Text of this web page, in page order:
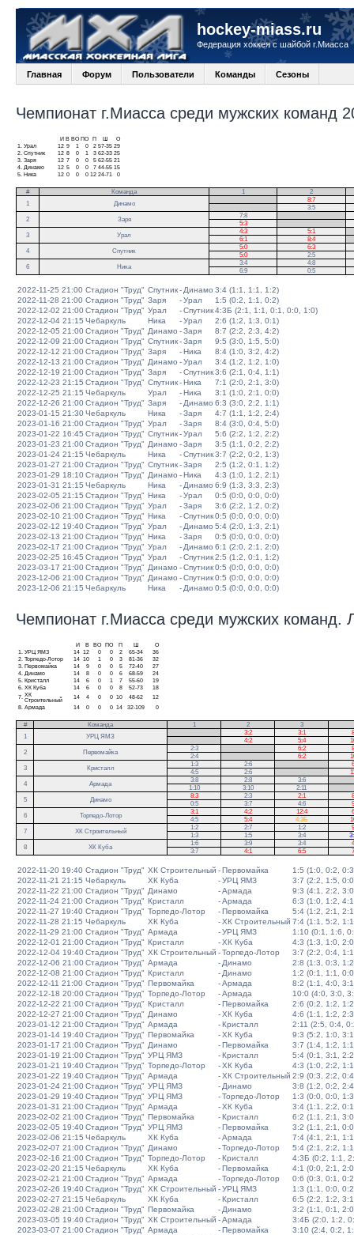
hockey-miass.ru
Федерация хоккея с шайбой г.Миасса
Главная Форум Пользователи Команды Сезоны
Чемпионат г.Миасса среди мужских команд
И В ВО ПО П
О
1.
Урал 12 9 1 0 2 57-35 29
2. Спутник 12 8 0 1 3 62-33 25
3. Заря 12 7 0 0 5 62-55 21
4.
Динамо 12 5 0 0 7 44-55 15
5.
Ника 12 0 0 0 12 24-71 0
# Команда 1
2
1
Динамо
8:7
3:5
2
Заря
7:8
5:3
3
Урал
4:3 5:1
6:1
8:4
4
Спутник
5:0
6:3
5:0
2:5
6
Ника
3:4
4:8
6:9
0:5
2022-11-25 21:00 Стадион "Труд" Спутник- Динамо 3:4 (1:1, 1:1, 1:2)
2022-11-28 21:00 Стадион "Труд" Заря -Урал
1:5 (0:2, 1:1, 0:2)
2022-12-02 21:00Стадион "Труд" Урал -Спутник4:3Б (2:1, 1:1, 0:1, 0:0, 1:0)
2022-12-04 21:15 Чебаркуль Ника -Урал
2:6 (1:2, 1:3, 0:1)
2022-12-05 21:00Стадион "Труд" Динамо -Заря
8:7 (2:2, 2:3, 4:2)
2022-12-09 21:00Стадион "Труд" Спутник-Заря
9:5 (3:0, 1:5, 5:0)
2022-12-12 21:00Стадион "Труд" Заря -Ника
8:4 (1:0, 3:2, 4:2)
2022-12-13 21:00Стадион "Труд" Динамо -Урал
3:4 (1:2, 1:2, 1:0)
2022-12-19 21:00Стадион "Труд" Заря -Спутник3:6 (2:1, 0:4, 1:1)
2022-12-23 21:15 Стадион "Труд" Спутник-Ника
7:1 (2:0, 2:1, 3:0)
2022-12-25 21:15 Чебаркуль Урал -Ника
3:1 (1:0, 2:1, 0:0)
2022-12-26 21:00Стадион "Труд" Заря - Динамо 6:3 (3:0, 2:2, 1:1)
2023-01-15 21:30Чебаркуль Ника -Заря
4:7 (1:1, 1:2, 2:4)
2023-01-16 21:00Стадион "Труд" Урал -Заря
8:4 (3:0, 0:4, 5:0)
2023-01-22 16:45 Стадион "Труд" Спутник-Урал
5:6 (2:2, 1:2, 2:2)
2023-01-23 21:00Стадион "Труд" Динамо -Заря
3:5 (1:1, 0:2, 2:2)
2023-01-24 21:15 Чебаркуль Ника -Спутник3:7 (2:2, 0:2, 1:3)
2023-01-27 21:00Стадион "Труд" Спутник-Заря
2:5 (1:2, 0:1, 1:2)
2023-01-29 18:10Стадион "Труд" Динамо -Ника
4:3 (1:0, 1:2, 2:1)
2023-01-31 21:15 Чебаркуль Ника - Динамо 6:9 (1:3, 3:3, 2:3)
2023-02-05 21:15 Стадион "Труд" Ника -Урал
0:5 (0:0, 0:0, 0:0)
2023-02-06 21:00Стадион "Труд" Урал -Заря
3:6 (2:2, 1:2, 0:2)
2023-02-10 21:00Стадион "Труд" Ника -Спутник0:5 (0:0, 0:0, 0:0)
2023-02-12 19:40Стадион "Труд" Урал - Динамо 5:4 (2:0, 1:3, 2:1)
2023-02-13 21:00Стадион "Труд" Ника -Заря
0:5 (0:0, 0:0, 0:0)
2023-02-17 21:00Стадион "Труд" Урал - Динамо 6:1 (2:0, 2:1, 2:0)
2023-02-25 16:45 Стадион "Труд" Урал -Спутник2:5 (1:2, 0:1, 1:2)
2023-03-17 21:00Стадион "Труд" Динамо -Спутник0:5 (0:0, 0:0, 0:0)
2023-12-06 21:00Стадион "Труд" Динамо -Спутник0:5 (0:0, 0:0, 0:0)
2023-12-06 21:15 Чебаркуль Ника - Динамо 0:5 (0:0, 0:0, 0:0)
Чемпионат г.Миасса среди мужских команд.
И В ВО ПО П
О
1.
УРЦ ЯМЗ 14 12 0 0 2 65-34
36
2. Торпедо-Лотор 14 10 1 0 3 81-36
32
3.
Первомайка 14 9 0 0 5 72-40
27
4.
Динамо 14 8 0 0 6 68-59
24
5.
Кристалл 14 6 0 1 7 55-60
19
6. ХК Куба 14 6 0 0 8 52-73
18
7. ХК
Строительный
14 4 0 0 10 48-62
12
8. Армада 14 0 0 0 14 32-109 0
# Команда 1 2 3
1
УРЦ ЯМЗ
3:2 3:1
4:2 5:4
2
Первомайка
2:3 6:2
2:4
6:2
3
Кристалл
1:3 2:6
4:5
2:6
4
Армада
3:8 2:8 3:6
1:10
3:10 2:11
5
Динамо
8:3 2:3 2:1
0:5
3:7 4:6
6
Торпедо-Лотор
3:1 4:2 12:4
4:5
5:4 4:3Б
7
ХК Строительный
1:2 2:7 1:2
1:3
1:5 3:4
8
ХК Куба
1:6 3:9 3:4
3:7
4:1 6:5
2022-11-20 19:40 Стадион "Труд" ХК Строительный -Первомайка
1:5 (1:0, 0:2,
2022-11-21 21:15 Чебаркуль ХК Куба -УРЦ ЯМЗ
3:7 (2:2, 1:5,
2022-11-22 21:00 Стадион "Труд" Динамо -Армада
9:3 (4:1, 2:2,
2022-11-24 21:00 Стадион "Труд" Кристалл -Армада
6:3 (1:0, 1:2,
2022-11-27 19:40 Стадион "Труд" Торпедо-Лотор -Первомайка
5:4 (1:2, 2:1,
2022-11-28 21:15 Чебаркуль ХК Куба -ХК Строительный 7:4 (1:1, 5:2,
2022-11-29 21:00 Стадион "Труд" Армада -УРЦ ЯМЗ
1:10 (0:1, 1:6,
2022-12-01 21:00Стадион "Труд" Кристалл -ХК Куба
4:3 (1:3, 1:0,
2022-12-04 19:40Стадион "Труд" ХК Строительный -Торпедо-Лотор
3:7 (2:2, 0:4,
2022-12-06 21:00Стадион "Труд" Армада - Динамо
2:8 (1:3, 0:3,
2022-12-08 21:00Стадион "Труд" Кристалл - Динамо
1:2 (0:1, 1:1,
2022-12-11 21:00 Стадион "Труд" Первомайка -Армада
8:2 (1:1, 4:0,
2022-12-18 20:00Стадион "Труд" Торпедо-Лотор -Армада
10:0 (4:0, 3:0,
2022-12-22 21:00Стадион "Труд" Кристалл -Первомайка
2:6 (0:2, 1:2,
2022-12-27 21:00Стадион "Труд" Динамо -ХК Куба
4:6 (1:1, 1:2,
2023-01-12 21:00Стадион "Труд" Армада -Кристалл
2:11 (2:5, 0:4,
2023-01-14 19:40Стадион "Труд" Первомайка -ХК Куба
9:3 (5:2, 1:0,
2023-01-17 21:00Стадион "Труд" Динамо -Первомайка
3:7 (1:4, 1:2,
2023-01-19 21:00Стадион "Труд" УРЦ ЯМЗ -Кристалл
5:4 (0:1, 3:1,
2023-01-21 19:40Стадион "Труд" Торпедо-Лотор -ХК Куба
4:3 (1:0, 2:2,
2023-01-22 19:40Стадион "Труд" Армада -ХК Строительный 2:9 (0:3, 2:2,
2023-01-24 21:00Стадион "Труд" УРЦ ЯМЗ - Динамо
3:8 (1:2, 0:2,
2023-01-29 19:40Стадион "Труд" УРЦ ЯМЗ -Торпедо-Лотор
1:3 (0:0, 0:0,
2023-01-31 21:00Стадион "Труд" Армада -ХК Куба
3:4 (1:1, 2:2,
2023-02-02 21:00Стадион "Труд" Первомайка -Кристалл
6:2 (1:1, 2:1,
2023-02-05 19:40Стадион "Труд" УРЦ ЯМЗ -Первомайка
3:2 (1:1, 2:1,
2023-02-06 21:15 Чебаркуль ХК Куба -Армада
7:4 (4:1, 2:1,
2023-02-07 21:00Стадион "Труд" Динамо -Торпедо-Лотор
5:4 (2:1, 2:2,
2023-02-16 21:00Стадион "Труд" Торпедо-Лотор -Кристалл
4:3Б (0:2, 1:1,
2023-02-20 21:15 Чебаркуль ХК Куба -Первомайка
4:1 (0:0, 2:1,
2023-02-21 21:00Стадион "Труд" Армада -Торпедо-Лотор
0:6 (0:3, 0:1,
2023-02-26 19:40Стадион "Труд" ХК Строительный -УРЦ ЯМЗ
1:3 (1:1, 0:0,
2023-02-27 21:15 Чебаркуль ХК Куба -Кристалл
6:5 (2:2, 1:2,
2023-02-28 21:00Стадион "Труд" Первомайка - Динамо
3:2 (1:1, 0:1,
2023-03-05 19:40Стадион "Труд" ХК Строительный -Армада
3:4Б (2:0, 1:2,
2023-03-07 21:00Стадион "Труд" Армада -Первомайка
3:10 (2:4, 0:2,